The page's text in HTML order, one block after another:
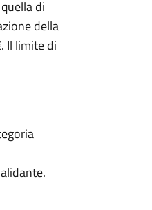
di
della
Il limite di